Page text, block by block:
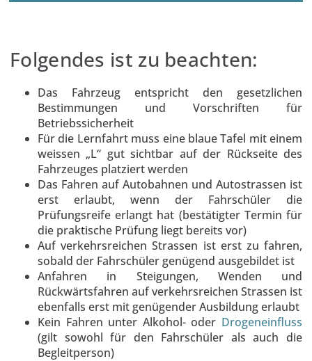
Folgendes ist zu beachten:
Das Fahrzeug entspricht den gesetzlichen
Bestimmungen und Vorschriften für
Betriebssicherheit
Für die Lernfahrt muss eine blaue Tafel mit einem
weissen „L“ gut sichtbar auf der Rückseite des
Fahrzeuges platziert werden
Das Fahren auf Autobahnen und Autostrassen ist
erst erlaubt, wenn der Fahrschüler die
Prüfungsreife erlangt hat (bestätigter Termin für
die praktische Prüfung liegt bereits vor)
Auf verkehrsreichen Strassen ist erst zu fahren,
sobald der Fahrschüler genügend ausgebildet ist
Anfahren in Steigungen, Wenden und
Rückwärtsfahren auf verkehrsreichen Strassen ist
ebenfalls erst mit genügender Ausbildung erlaubt
Kein Fahren unter Alkohol- oder Drogeneinfluss
(gilt sowohl für den Fahrschüler als auch die
Begleitperson)